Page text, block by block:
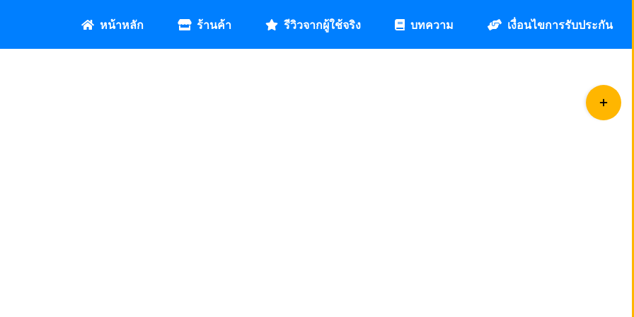
หน้าหลัก ร้านค้า รีวิวจากผู้ใช้จริง บทความ เงื่อนไขการรับประกัน
Toggle
Sliding
Bar